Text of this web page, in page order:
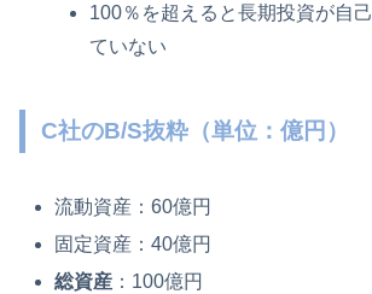
100％を超えると長期投資が自
ていない
C社のB/S抜粋（単位：億円）
流動資産：60億円
固定資産：40億円
総資産 ：100億円